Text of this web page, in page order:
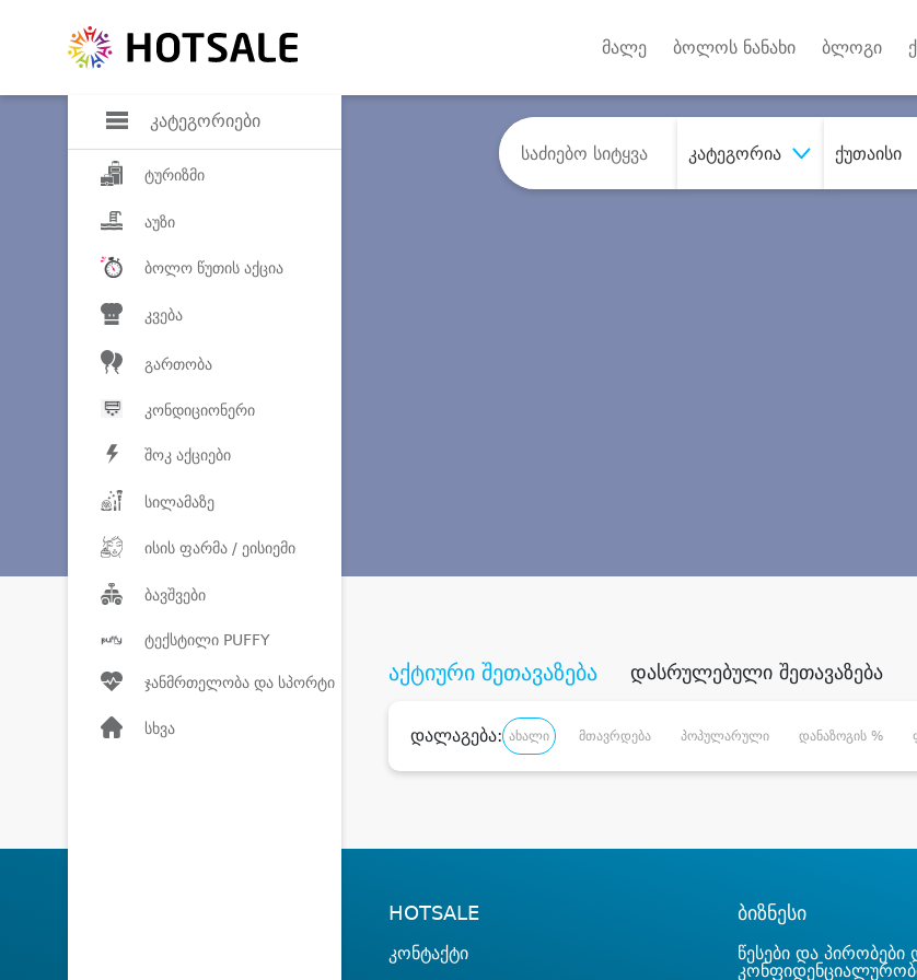
კატეგორიები
ტურიზმი
აუზი
ბოლო წუთის აქცია
კვება
გართობა
კონდიციონერი
შოკ აქციები
სილამაზე
ისის ფარმა / ეისიემი
ბავშვები
ტექსტილი PUFFY
ჯანმრთელობა და სპორტი
სხვა
მალე ბოლოს ნანახი ბლოგი
კატეგორია ქუთაისი
აქტიური შეთავაზება დასრულებული შეთავაზება
დალაგება: ახალი მთავრდება პოპულარული დანაზოგის %
HOTSALE
კონტაქტი
ბიზნესი
წესები და პირობები